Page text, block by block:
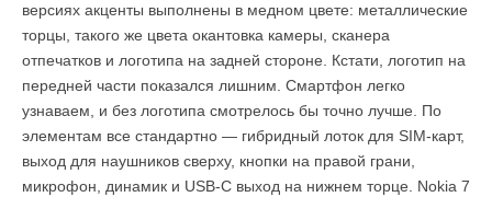
версиях акценты выполнены в медном цвете: металлические
торцы, такого же цвета окантовка камеры, сканера
отпечатков и логотипа на задней стороне. Кстати, логотип на
передней части показался лишним. Смартфон легко
узнаваем, и без логотипа смотрелось бы точно лучше. По
элементам все стандартно — гибридный лоток для SIM-карт,
выход для наушников сверху, кнопки на правой грани,
микрофон, динамик и USB-C выход на нижнем торце. Nokia 7